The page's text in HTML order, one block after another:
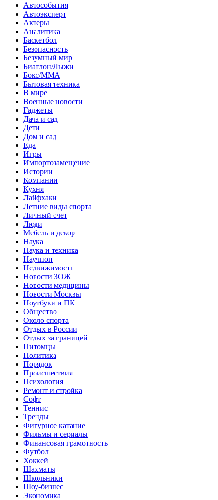
Автособытия
Автоэксперт
Актеры
Аналитика
Баскетбол
Безопасность
Безумный мир
Биатлон/Лыжи
Бокс/MMA
Бытовая техника
В мире
Военные новости
Гаджеты
Дача и сад
Дети
Дом и сад
Еда
Игры
Импортозамещение
Истории
Компании
Кухня
Лайфхаки
Летние виды спорта
Личный счет
Люди
Мебель и декор
Наука
Наука и техника
Научпоп
Недвижимость
Новости ЗОЖ
Новости медицины
Новости Москвы
Ноутбуки и ПК
Общество
Около спорта
Отдых в России
Отдых за границей
Питомцы
Политика
Порядок
Происшествия
Психология
Ремонт и стройка
Софт
Теннис
Тренды
Фигурное катание
Фильмы и сериалы
Финансовая грамотность
Футбол
Хоккей
Шахматы
Школьники
Шоу-бизнес
Экономика